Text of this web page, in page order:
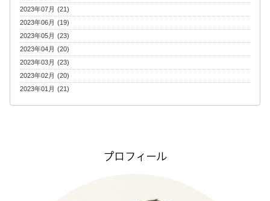
2023年07月 (21)
2023年06月 (19)
2023年05月 (23)
2023年04月 (20)
2023年03月 (23)
2023年02月 (20)
2023年01月 (21)
プロフィール